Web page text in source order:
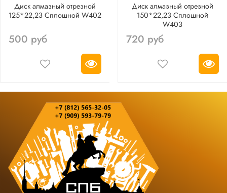
Диск алмазный отрезной
125*22,23 Сплошной W402
500 руб
Диск алмазный отрезной
150*22,23 Сплошной
W403
720 руб